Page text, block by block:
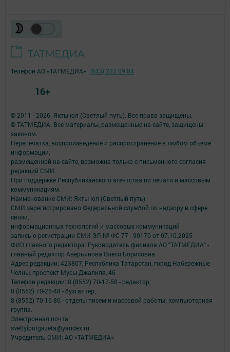
© 2011 - 2026. Якты юл (Светлый путь). Все права защищены.
© ТАТМЕДИА. Все материалы, размещенные на сайте, защищены
законом.
Перепечатка, воспроизведение и распространение в любом объеме
информации,
размещенной на сайте, возможна только с письменного согласия
редакций СМИ.
При поддержке Республиканского агентства по печати и массовым
коммуникациям.
Наименование СМИ: Якты юл (Светлый путь)
СМИ зарегистрировано Федеральной службой по надзору в сфере
связи,
информационных технологий и массовых коммуникаций
запись о регистрации СМИ ЭЛ № ФС 77 - 90170 от 07.10.2025
ФИО главного редактора: Руководитель филиала АО "ТАТМЕДИА" -
главный редактор Аверьянова Олеся Борисовна
Адрес редакции: 423807, Республика Татарстан, город Набережные
Челны, проспект Мусы Джалиля, 46
Телефон редакции: 8 (8552) 70-17-58 - редактор;
8 (8552) 70-25-48 - бухгалтер;
8 (8552) 70-16-86 - отделы писем и массовой работы; компьютерная
группа.
Электронная почта:
svetlyiputgazeta@yandex.ru
Учредитель СМИ: АО «ТАТМЕДИА»
Телефон АО «ТАТМЕДИА»: (843) 222 09 84
16+